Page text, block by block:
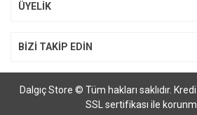
ÜYELİK
BİZİ TAKİP EDİN
Dalgıç Store © Tüm hakları saklıdır.
SSL sertifikası ile